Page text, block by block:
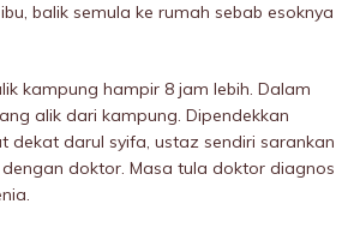
balik semula ke rumah sebab esoknya
kampung hampir 8 jam lebih. Dalam
alik dari kampung. Dipendekkan
dekat darul syifa, ustaz sendiri sarankan
doktor. Masa tula doktor diagnos